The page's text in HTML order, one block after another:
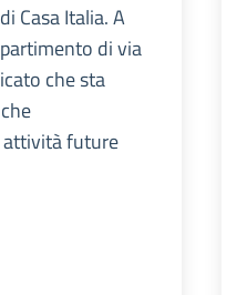
Casa Italia. A
di via
che sta
attività future